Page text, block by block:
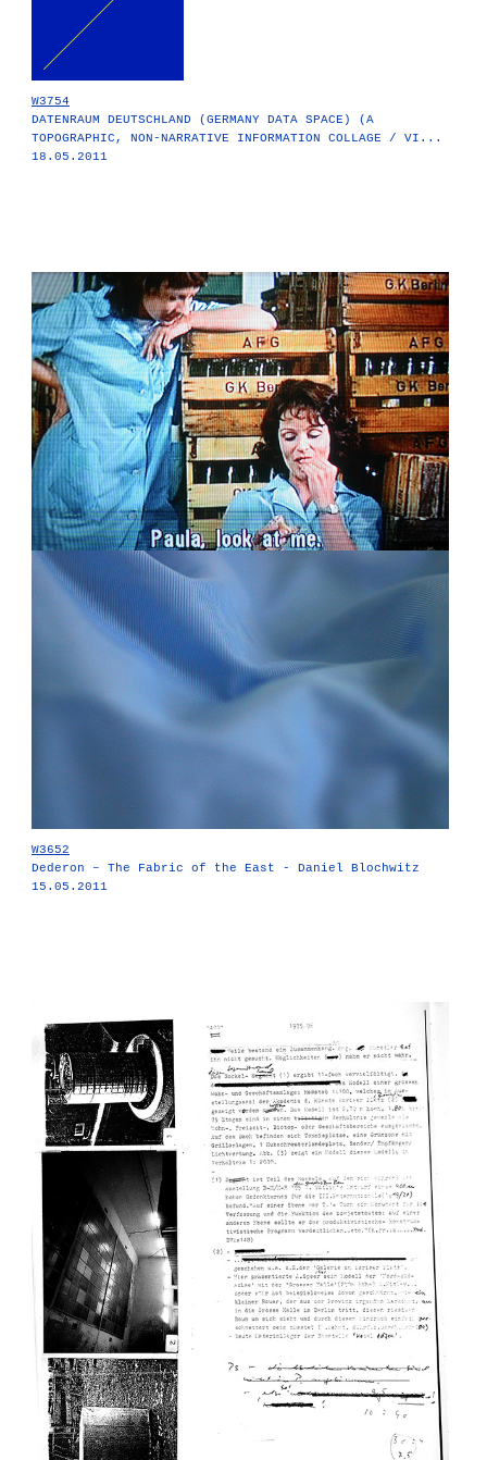
W3754
DATENRAUM DEUTSCHLAND (GERMANY DATA SPACE) (A
TOPOGRAPHIC, NON-NARRATIVE INFORMATION COLLAGE / VI...
18.05.2011
W3652
Dederon – The Fabric of the East - Daniel Blochwitz
15.05.2011